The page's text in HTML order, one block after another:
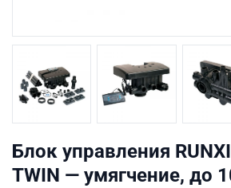
Блок управления
TWIN — умягчение, до